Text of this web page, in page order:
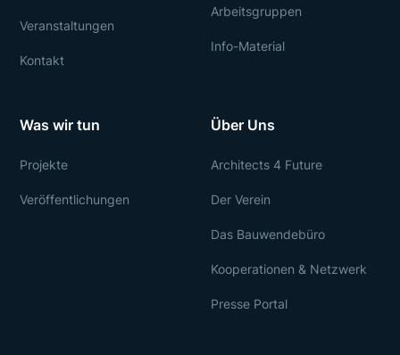
Veranstaltungen
Kontakt
Arbeitsgruppen
Info-Material
Was wir tun
Projekte
Veröffentlichungen
Über Uns
Architects 4 Future
Der Verein
Das Bauwendebüro
Kooperationen & Netzwerk
Presse Portal